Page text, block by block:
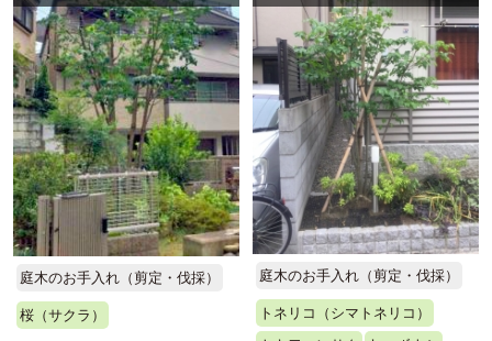
庭木のお手入れ（剪定・伐採）
桜（サクラ）
庭木のお手入れ（剪定・伐採）
トネリコ（シマトネリコ）